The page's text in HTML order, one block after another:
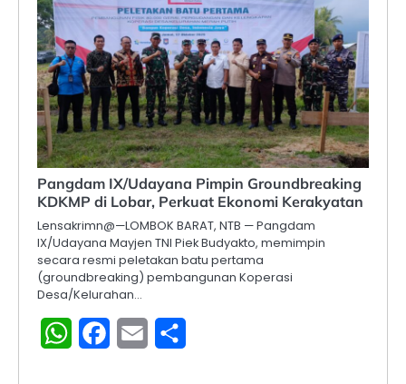
Pangdam IX/Udayana Pimpin Groundbreaking
KDKMP di Lobar, Perkuat Ekonomi Kerakyatan
Lensakrimn@—LOMBOK BARAT, NTB — Pangdam
IX/Udayana Mayjen TNI Piek Budyakto, memimpin
secara resmi peletakan batu pertama
(groundbreaking) pembangunan Koperasi
Desa/Kelurahan…
WhatsAppFacebook
Email